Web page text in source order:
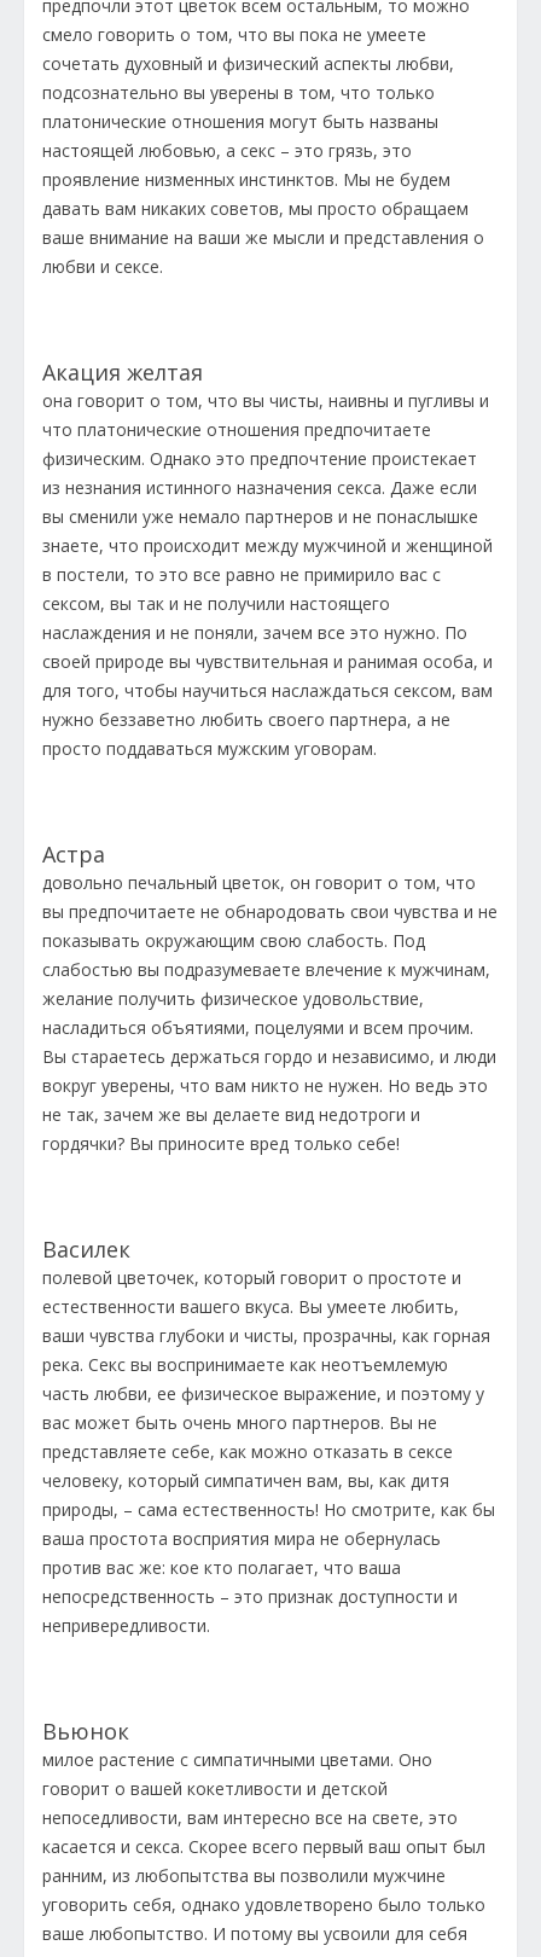
предпочли этот цветок всем остальным, то можно
смело говорить о том, что вы пока не умеете
сочетать духовный и физический аспекты любви,
подсознательно вы уверены в том, что только
платонические отношения могут быть названы
настоящей любовью, а секс – это грязь, это
проявление низменных инстинктов. Мы не будем
давать вам никаких советов, мы просто обращаем
ваше внимание на ваши же мысли и представления о
любви и сексе.
Акация желтая
она говорит о том, что вы чисты, наивны и пугливы и
что платонические отношения предпочитаете
физическим. Однако это предпочтение проистекает
из незнания истинного назначения секса. Даже если
вы сменили уже немало партнеров и не понаслышке
знаете, что происходит между мужчиной и женщиной
в постели, то это все равно не примирило вас с
сексом, вы так и не получили настоящего
наслаждения и не поняли, зачем все это нужно. По
своей природе вы чувствительная и ранимая особа, и
для того, чтобы научиться наслаждаться сексом, вам
нужно беззаветно любить своего партнера, а не
просто поддаваться мужским уговорам.
Астра
довольно печальный цветок, он говорит о том, что
вы предпочитаете не обнародовать свои чувства и не
показывать окружающим свою слабость. Под
слабостью вы подразумеваете влечение к мужчинам,
желание получить физическое удовольствие,
насладиться объятиями, поцелуями и всем прочим.
Вы стараетесь держаться гордо и независимо, и люди
вокруг уверены, что вам никто не нужен. Но ведь это
не так, зачем же вы делаете вид недотроги и
гордячки? Вы приносите вред только себе!
Василек
полевой цветочек, который говорит о простоте и
естественности вашего вкуса. Вы умеете любить,
ваши чувства глубоки и чисты, прозрачны, как горная
река. Секс вы воспринимаете как неотъемлемую
часть любви, ее физическое выражение, и поэтому у
вас может быть очень много партнеров. Вы не
представляете себе, как можно отказать в сексе
человеку, который симпатичен вам, вы, как дитя
природы, – сама естественность! Но смотрите, как бы
ваша простота восприятия мира не обернулась
против вас же: кое кто полагает, что ваша
непосредственность – это признак доступности и
непривередливости.
Вьюнок
милое растение с симпатичными цветами. Оно
говорит о вашей кокетливости и детской
непоседливости, вам интересно все на свете, это
касается и секса. Скорее всего первый ваш опыт был
ранним, из любопытства вы позволили мужчине
уговорить себя, однако удовлетворено было только
ваше любопытство. И потому вы усвоили для себя